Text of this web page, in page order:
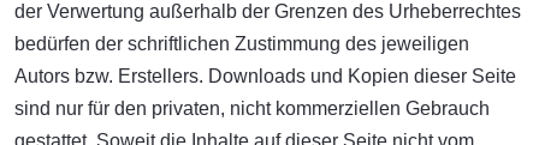
der Verwertung außerhalb der Grenzen des Urheberrechtes
bedürfen der schriftlichen Zustimmung des jeweiligen
Autors bzw. Erstellers. Downloads und Kopien dieser Seite
sind nur für den privaten, nicht kommerziellen Gebrauch
gestattet. Soweit die Inhalte auf dieser Seite nicht vom